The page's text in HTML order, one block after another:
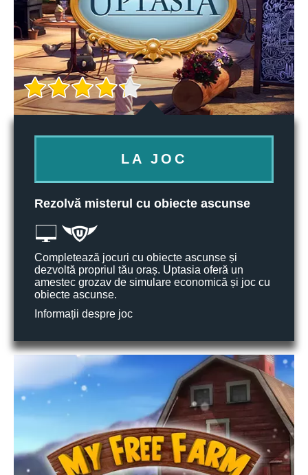
LA JOC
Rezolvă misterul cu obiecte ascunse
Completează jocuri cu obiecte ascunse și
dezvoltă propriul tău oraș. Uptasia oferă un
amestec grozav de simulare economică și joc cu
obiecte ascunse.
Informații despre joc